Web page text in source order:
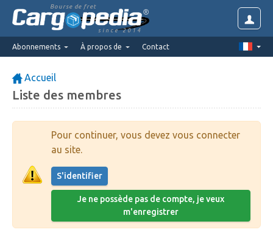
Bourse de fret
since 2014
Abonnements À propos de Contact
Accueil
Liste des membres
Pour continuer, vous devez vous connecter
au site.
S'identifier
Je ne possède pas de compte, je veux
m'enregistrer